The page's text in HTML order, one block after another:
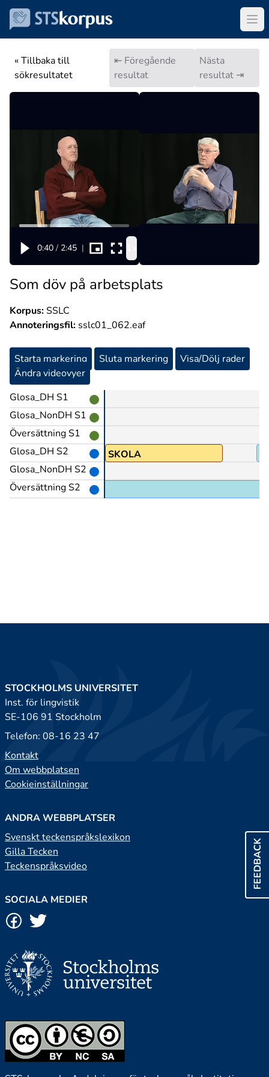
« Tillbaka till
sökresultatet
⇤ Föregående
resultat
Nästa
resultat ⇥
0:40 / 2:45 |
Som döv på arbetsplats
Korpus:SSLC
Annoteringsfil: sslc01_062.eaf
Starta markering Sluta markering
Visa/Dölj rader
Ändra videovyer
Glosa_DH S1
Glosa_NonDH S1
Översättning S1
Glosa_DH S2
Glosa_NonDH S2
Översättning S2
SKOLA
hörande,
FEEDBACK
STOCKHOLMS UNIVERSITET
Inst. för lingvistik
SE-106 91 Stockholm
Telefon: 08-16 23 47
Kontakt
Om webbplatsen
Cookieinställningar
ANDRA WEBBPLATSER
Svenskt teckenspråkslexikon
Gilla Tecken
Teckenspråksvideo
SOCIALA MEDIER